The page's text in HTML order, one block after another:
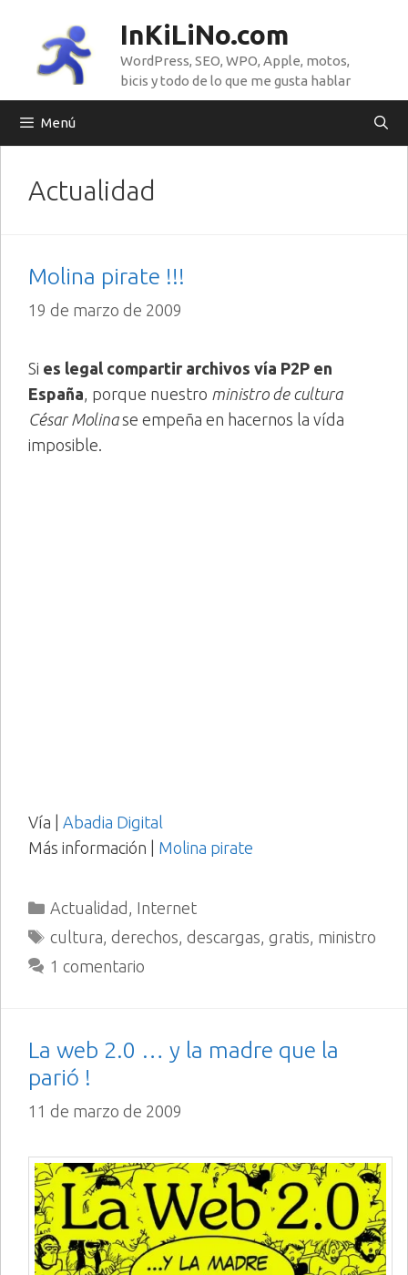
contenido
InKiLiNo.com
WordPress, SEO, WPO, Apple, motos,
bicis y todo de lo que me gusta hablar
Menú
Actualidad
Molina pirate !!!
19 de marzo de 2009
Si es legal compartir archivos vía P2P en
España, porque nuestro ministro de cultura
César Molinase empeña en hacernos la vída
imposible.
Vía | Abadia Digital
Más información | Molina pirate
Categorías
Actualidad Internet
Etiquetas
cultura derechos descargas gratis ministro
1 comentario
La web 2.0 … y la madre que la
parió !
11 de marzo de 2009